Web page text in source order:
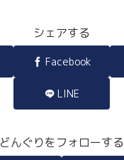
シェアする
Facebook
LINE
どんぐりをフォローする